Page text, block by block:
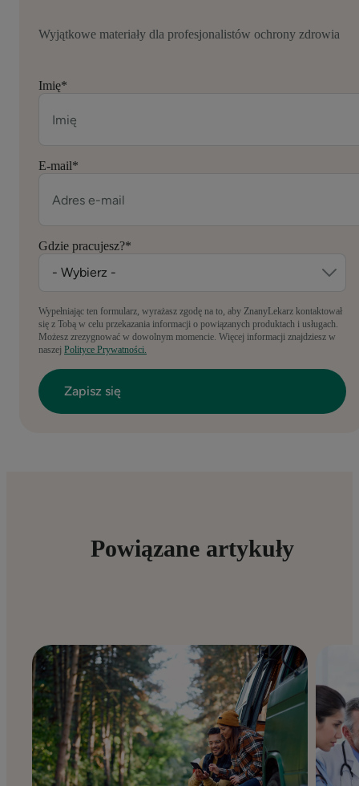
Wyjątkowe materiały dla profesjonalistów ochrony zdrowia
Imię*
E-mail*
Gdzie pracujesz?*
Wypełniając ten formularz, wyrażasz zgodę na to, aby ZnanyLekarz kontaktował
się z Tobą w celu przekazania informacji o powiązanych produktach i usługach.
Możesz zrezygnować w dowolnym momencie. Więcej informacji znajdziesz w
naszej Polityce Prywatności.
Powiązane artykuły